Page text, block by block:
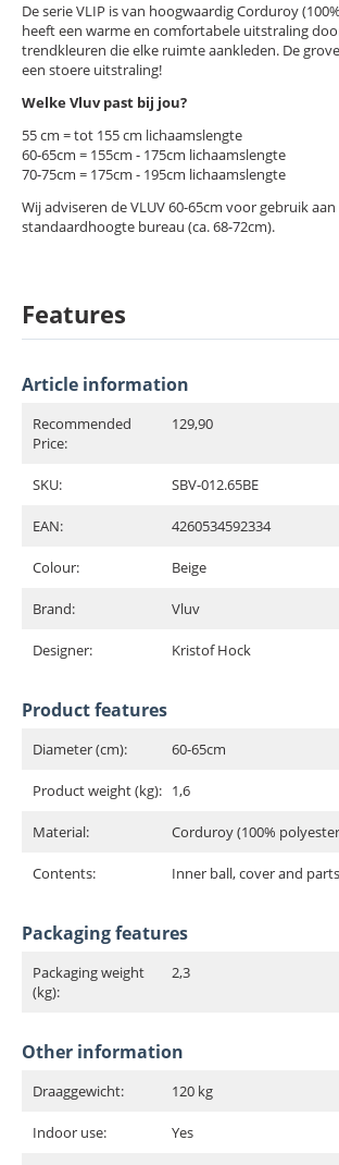
De serie VLIP is van hoogwaardig Corduroy
heeft een warme en comfortabele uitstraling
trendkleuren die elke ruimte aankleden. De
een stoere uitstraling!
Welke Vluv past bij jou?
55 cm = tot 155 cm lichaamslengte
60-65cm = 155cm - 175cm lichaamslengte
70-75cm = 175cm - 195cm lichaamslengte
Wij adviseren de VLUV 60-65cm voor gebruik aan
standaardhoogte bureau (ca. 68-72cm).
Features
Article information
Recommended
Price:
129,90
SKU: SBV-012.65BE
EAN: 4260534592334
Colour: Beige
Brand: Vluv
Designer: Kristof Hock
Product features
Diameter (cm): 60-65cm
Product weight (kg): 1,6
Material: Corduroy (100%
Contents: Inner ball, cover and parts
Packaging features
Packaging weight
(kg):
2,3
Other information
Draaggewicht: 120 kg
Indoor use: Yes